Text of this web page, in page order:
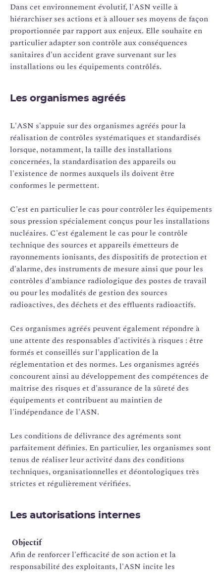
Dans cet environnement évolutif, l'ASN veille à
hiérarchiser ses actions et à allouer ses moyens de façon
proportionnée par rapport aux enjeux. Elle souhaite en
particulier adapter son contrôle aux conséquences
sanitaires d'un accident grave survenant sur les
installations ou les équipements contrôlés.
Les organismes agréés
L'ASN s'appuie sur des organismes agréés pour la
réalisation de contrôles systématiques et standardisés
lorsque, notamment, la taille des installations
concernées, la standardisation des appareils ou
l'existence de normes auxquels ils doivent être
conformes le permettent.
C'est en particulier le cas pour contrôler les équipements
sous pression spécialement conçus pour les installations
nucléaires. C'est également le cas pour le contrôle
technique des sources et appareils émetteurs de
rayonnements ionisants, des dispositifs de protection et
d'alarme, des instruments de mesure ainsi que pour les
contrôles d'ambiance radiologique des postes de travail
ou pour les modalités de gestion des sources
radioactives, des déchets et des effluents radioactifs.
Ces organismes agréés peuvent également répondre à
une attente des responsables d'activités à risques : être
formés et conseillés sur l'application de la
réglementation et des normes. Les organismes agréés
concourent ainsi au développement des compétences de
maîtrise des risques et d'assurance de la sûreté des
équipements et contribuent au maintien de
l'indépendance de l'ASN.
Les conditions de délivrance des agréments sont
parfaitement définies. En particulier, les organismes sont
tenus de réaliser leur activité dans des conditions
techniques, organisationnelles et déontologiques très
strictes et régulièrement vérifiées.
Les autorisations internes
Objectif
Afin de renforcer l'efficacité de son action et la
responsabilité des exploitants, l'ASN incite les